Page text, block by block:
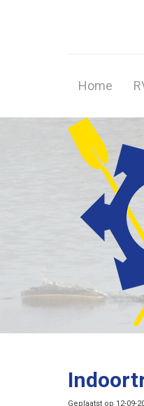
Home
Geplaatst op 12-